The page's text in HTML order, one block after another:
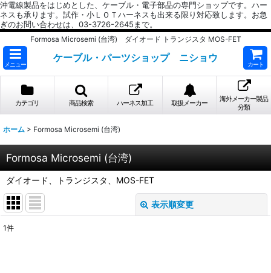
沖電線製品をはじめとした、ケーブル・電子部品の専門ショップです。ハー
ネスも承ります。試作・小ＬＯＴハーネスも出来る限り対応致します。お急
ぎのお問い合わせは、03-3726-2645まで。
Formosa Microsemi (台湾) ダイオード トランジスタ MOS-FET
メニュー
ケーブル・パーツショップ ニショウ
カート
カテゴリ 商品検索 ハーネス加工 取扱メーカー
海外メーカー製品
分類
ホーム > Formosa Microsemi (台湾)
Formosa Microsemi (台湾)
ダイオード、トランジスタ、MOS-FET
表示順変更
1件